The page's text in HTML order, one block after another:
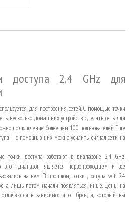
доступа 2.4 GHz для
для построения сетей. С помощью точки
несколько домашних устройств, сделать сеть для
подключение более чем 100 пользователей. Еще
– с помощью них можно усилить сигнал сети на
точки доступа работают в диапазоне 2,4 GHz.
диапазон является первопроходцем и все
на нем. В прошлом, точки доступа wifi 2.4
а лишь потом начали появляться иные. Цены на
в зависимости от бренда, который вы